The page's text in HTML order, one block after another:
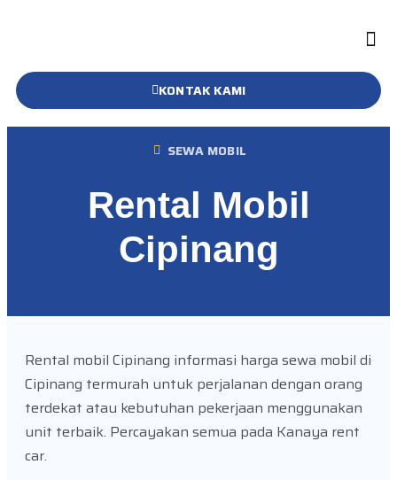
KONTAK KAMI
SEWA MOBIL
Rental Mobil
Cipinang
Rental mobil Cipinang informasi harga sewa mobil di
Cipinang termurah untuk perjalanan dengan orang
terdekat atau kebutuhan pekerjaan menggunakan
unit terbaik. Percayakan semua pada Kanaya rent
car.